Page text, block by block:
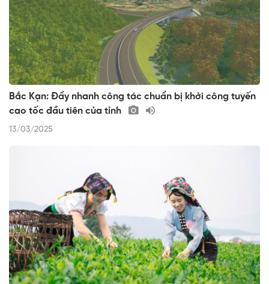
Bắc Kạn: Đẩy nhanh công tác chuẩn bị khởi công tuyến
cao tốc đầu tiên của tỉnh
13/03/2025